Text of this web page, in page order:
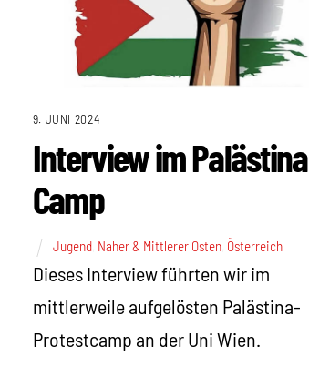
9. JUNI 2024
Interview im Palästina
Camp
Jugend, Naher & Mittlerer Osten, Österreich
Dieses Interview führten wir im
mittlerweile aufgelösten Palästina-
Protestcamp an der Uni Wien.